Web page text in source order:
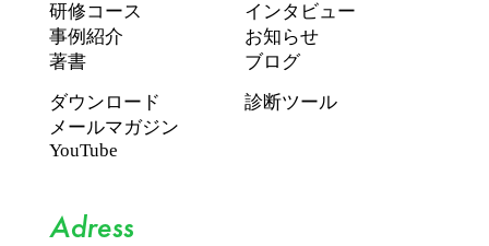
研修コース
事例紹介
著書
インタビュー
お知らせ
ブログ
ダウンロード
メールマガジン
YouTube
診断ツール
Adress